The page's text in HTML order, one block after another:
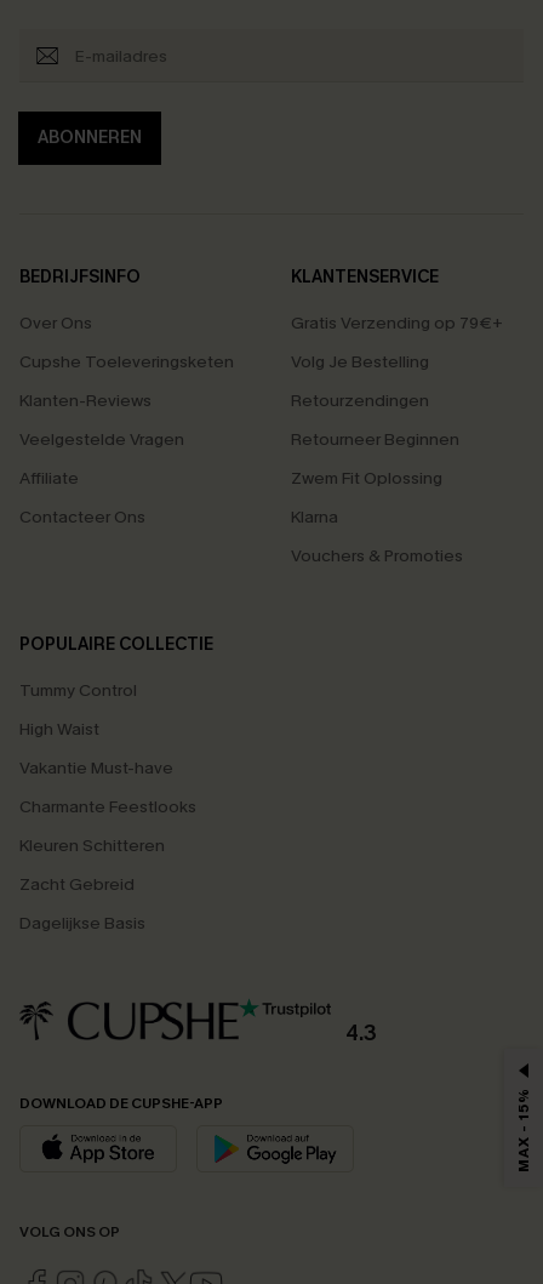
ABONNEREN
BEDRIJFSINFO
Over Ons
Cupshe Toeleveringsketen
Klanten-Reviews
Veelgestelde Vragen
Affiliate
Contacteer Ons
KLANTENSERVICE
Gratis Verzending op 79€+
Volg Je Bestelling
Retourzendingen
Retourneer Beginnen
Zwem Fit Oplossing
Klarna
Vouchers & Promoties
POPULAIRE COLLECTIE
Tummy Control
High Waist
Vakantie Must-have
Charmante Feestlooks
Kleuren Schitteren
Zacht Gebreid
Dagelijkse Basis
4.3
DOWNLOAD DE CUPSHE-APP
VOLG ONS OP
MAX - 15%